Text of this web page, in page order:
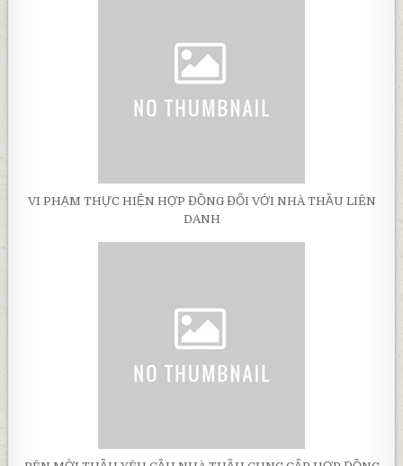
VI PHẠM THỰC HIỆN HỢP ĐỒNG ĐỐI VỚI NHÀ THẦU LIÊN
DANH